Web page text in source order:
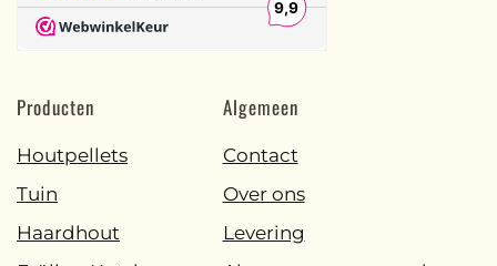
Producten
Houtpellets
Tuin
Haardhout
Algemeen
Contact
Over ons
Levering